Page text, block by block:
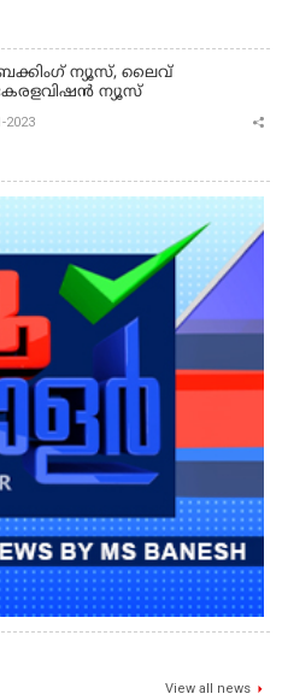
ന്യൂസ്, ലൈവ്
ന്യൂസ്
2023
View all news